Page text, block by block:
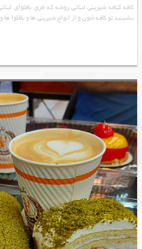
کافه کنافه شیرینی لبنانی روشه که فرق باقلوای
بشینید تو کافه شون و از انواع شیرینی ها و